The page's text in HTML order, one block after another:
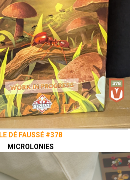
LE DÉ FAUSSÉ #378
MICROLONIES